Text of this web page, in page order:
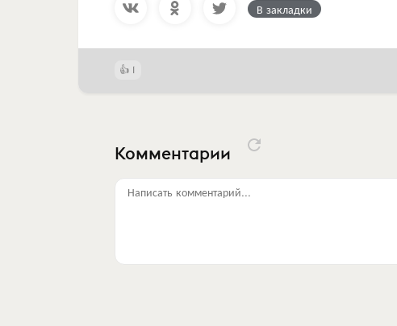
В закладки
1
Комментарии
Написать комментарий...